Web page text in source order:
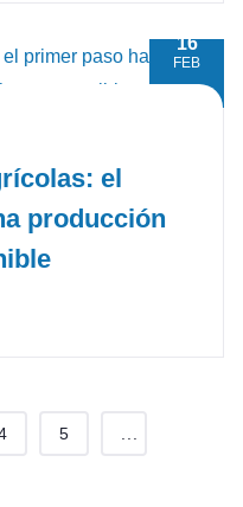
16
FEB
el
producción
5